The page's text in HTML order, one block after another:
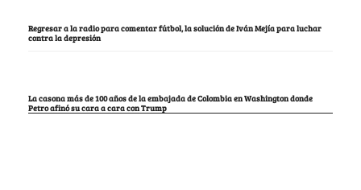
Regresar a la radio para comentar fútbol, la solución de Iván Mejía para luchar
contra la depresión
La casona más de 100 años de la embajada de Colombia en Washington donde
Petro afinó su cara a cara con Trump